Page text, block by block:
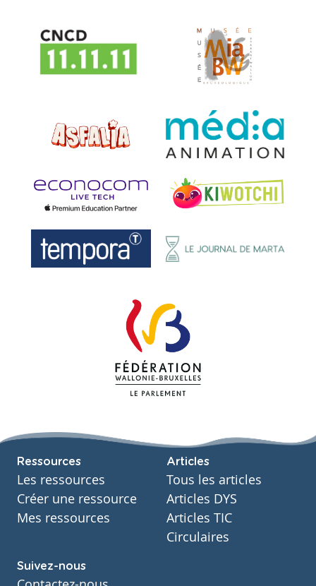
Ressources
Les ressources
Créer une ressource
Mes ressources
Articles
Tous les articles
Articles DYS
Articles TIC
Circulaires
Suivez-nous